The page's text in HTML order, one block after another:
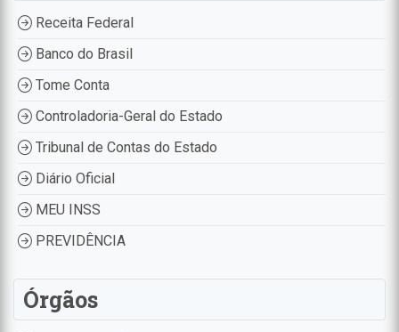
Receita Federal
Banco do Brasil
Tome Conta
Controladoria-Geral do Estado
Tribunal de Contas do Estado
Diário Oficial
MEU INSS
PREVIDÊNCIA
Órgãos